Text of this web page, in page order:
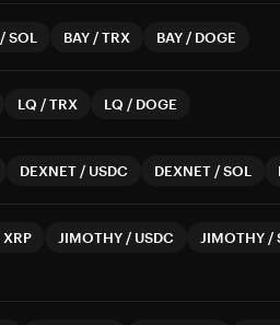
/SOL BAY /TRX BAY / DOGE
LQ /TRX LQ / DOGE
DEXNET / USDC DEXNET /SOL
XRP JIMOTHY / USDC JIMOTHY /